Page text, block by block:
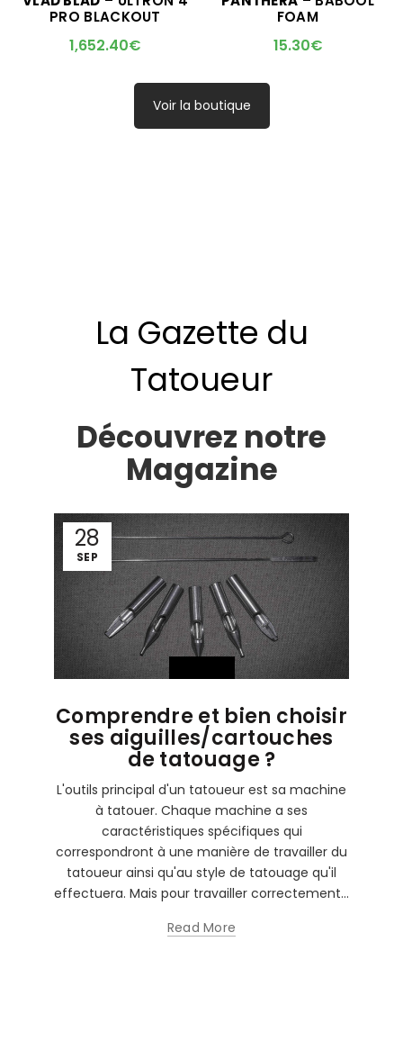
L'ARTICLE SERA DISPO !
PRO BLACKOUT
1,652.40€
FOAM
15.30€
Voir la boutique
La Gazette du
Tatoueur
Découvrez notre
Magazine
28
SEP
Comprendre et bien choisir
ses aiguilles/cartouches
de tatouage ?
L'outils principal d'un tatoueur est sa machine
à tatouer. Chaque machine a ses
caractéristiques spécifiques qui
correspondront à une manière de travailler du
tatoueur ainsi qu'au style de tatouage qu'il
effectuera. Mais pour travailler correctement...
Read More